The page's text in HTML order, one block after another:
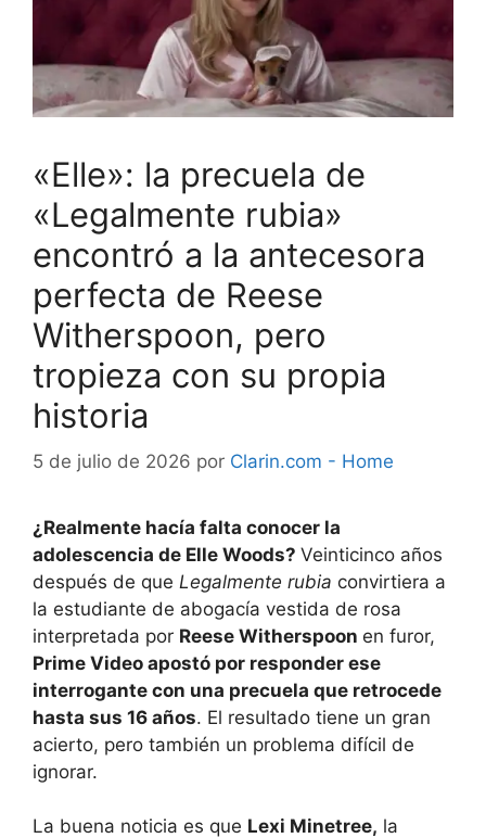
«Elle»: la precuela de
«Legalmente rubia»
encontró a la antecesora
perfecta de Reese
Witherspoon, pero
tropieza con su propia
historia
5 de julio de 2026 por Clarin.com - Home
¿Realmente hacía falta conocer la
adolescencia de Elle Woods? Veinticinco años
después de que Legalmente rubia convirtiera a
la estudiante de abogacía vestida de rosa
interpretada por Reese Witherspoon en furor,
Prime Video apostó por responder ese
interrogante con una precuela que retrocede
hasta sus 16 años. El resultado tiene un gran
acierto, pero también un problema difícil de
ignorar.
La buena noticia es que Lexi Minetree, la